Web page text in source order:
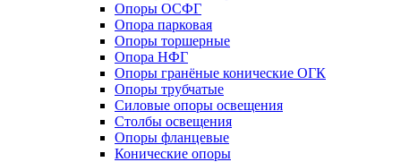
Опоры ОСФГ
Опора парковая
Опоры торшерные
Опора НФГ
Опоры гранёные конические ОГК
Опоры трубчатые
Силовые опоры освещения
Столбы освещения
Опоры фланцевые
Конические опоры